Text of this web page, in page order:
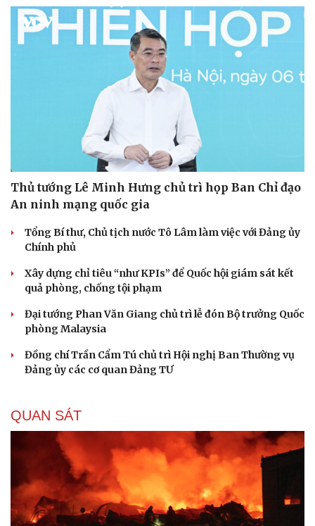
Thủ tướng Lê Minh Hưng chủ trì họp Ban Chỉ đạo
An ninh mạng quốc gia
Tổng Bí thư, Chủ tịch nước Tô Lâm làm việc với Đảng ủy
Chính phủ
Xây dựng chỉ tiêu “như KPIs” để Quốc hội giám sát kết
quả phòng, chống tội phạm
Đại tướng Phan Văn Giang chủ trì lễ đón Bộ trưởng Quốc
phòng Malaysia
Đồng chí Trần Cẩm Tú chủ trì Hội nghị Ban Thường vụ
Đảng ủy các cơ quan Đảng TƯ
QUAN SÁT